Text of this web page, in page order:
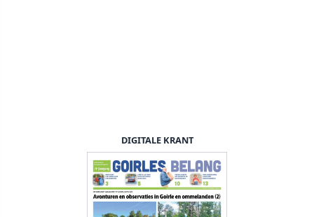
DIGITALE KRANT